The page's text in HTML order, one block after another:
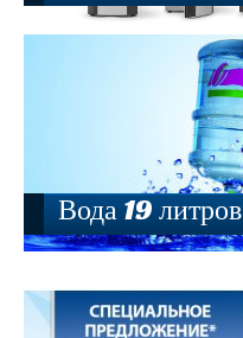
Вода 19 литров